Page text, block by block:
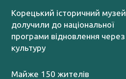
Корецький історичний музей
долучили до національної
програми відновлення через
культуру
Майже 150 жителів